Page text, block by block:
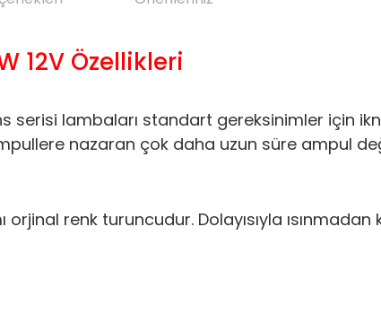
12V Özellikleri
serisi lambaları standart gereksinimler için
nazaran çok daha uzun süre ampul
orjinal renk turuncudur. Dolayısıyla